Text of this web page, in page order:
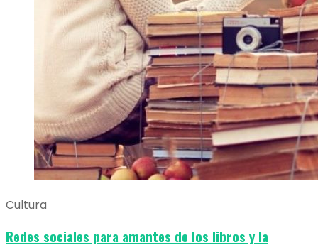
Cultura
Redes sociales para amantes de los libros y la